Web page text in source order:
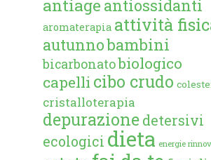
antiage antiossidanti
aromaterapia attività
autunnobambini
bicarbonatobiologico
capelli cibo crudo
cristalloterapia
depurazione detersivi
ecologici dieta energie